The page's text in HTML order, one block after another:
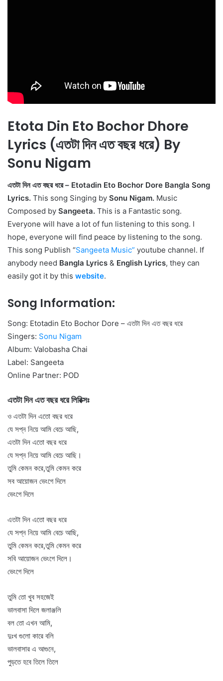
Etota Din Eto Bochor Dhore
Lyrics (এতটা দিন এত বছর ধরে) By
Sonu Nigam
এতটা দিন এত বছর ধরে – Etotadin Eto Bochor Dore Bangla Song
Lyrics. This song Singing by Sonu Nigam. Music
Composed by Sangeeta. This is a Fantastic song.
Everyone will have a lot of fun listening to this song. I
hope, everyone will find peace by listening to the song.
This song Publish “Sangeeta Music” youtube channel. If
anybody need Bangla Lyrics & English Lyrics, they can
easily got it by this website.
Song Information:
Song: Etotadin Eto Bochor Dore – এতটা দিন এত বছর ধরে
Singers: Sonu Nigam
Album: Valobasha Chai
Label: Sangeeta
Online Partner: POD
এতটা দিন এত বছর ধরে লিরিক্সঃ
ও এতটা দিন এতো বছর ধরে
যে সপ্ন নিয়ে আমি বেচে আছি,
এতটা দিন এতো বছর ধরে
যে সপ্ন নিয়ে আমি বেচে আছি।
তুমি কেমন করে,তুমি কেমন করে
সব আয়োজন ভেংগে দিলে
ভেংগে দিলে
এতটা দিন এতো বছর ধরে
যে সপ্ন নিয়ে আমি বেচে আছি,
তুমি কেমন করে,তুমি কেমন করে
সবি আয়োজন ভেংগে দিলে।
ভেংগে দিলে
তুমি তো খুব সহজেই
ভালবাসা দিলে জলাঞ্জলি
বল তো এখন আমি,
দুঃখ গুলো কারে বলি
ভালবাসার এ আগুনে,
পুড়তে হবে তিলে তিলে